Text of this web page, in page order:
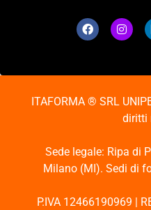
ITAFORMA ® SRL
diritti
Sede legale: Ripa di
Milano (MI). Sedi di
P.IVA 12466190969 |